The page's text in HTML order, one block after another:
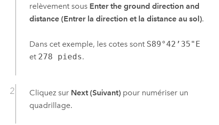
relèvement sous Enter the ground direction and
distance (Entrer la direction et la distance au sol).
Dans cet exemple, les cotes sont S89°42’35"E
et 278 pieds.
Cliquez sur Next (Suivant)pour numériser un
quadrillage.